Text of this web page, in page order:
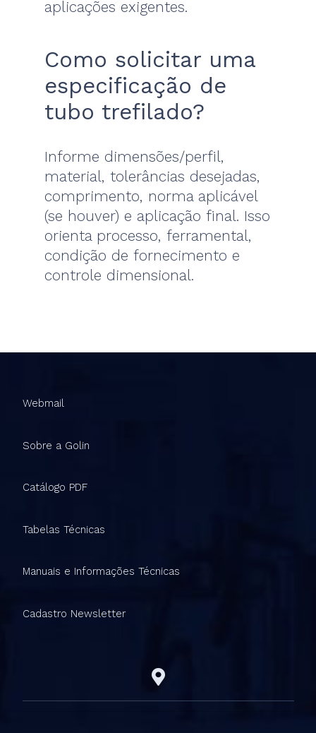
aplicações exigentes.
Como solicitar uma
especificação de
tubo trefilado?
Informe dimensões/perfil,
material, tolerâncias desejadas,
comprimento, norma aplicável
(se houver) e aplicação final. Isso
orienta processo, ferramental,
condição de fornecimento e
controle dimensional.
Webmail
Sobre a Golin
Catálogo PDF
Tabelas Técnicas
Manuais e Informações Técnicas
Cadastro Newsletter